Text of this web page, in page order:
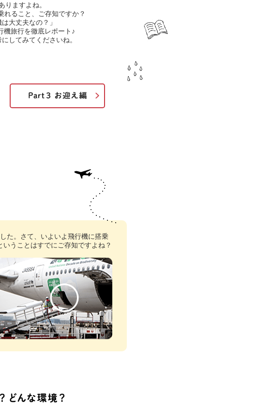
りますよね。
れること、ご存知ですか？
大丈夫なの？」
機旅行を徹底レポート♪
してみてくださいね。
た。さて、いよいよ飛行機に搭乗
うことはすでにご存知ですよね？